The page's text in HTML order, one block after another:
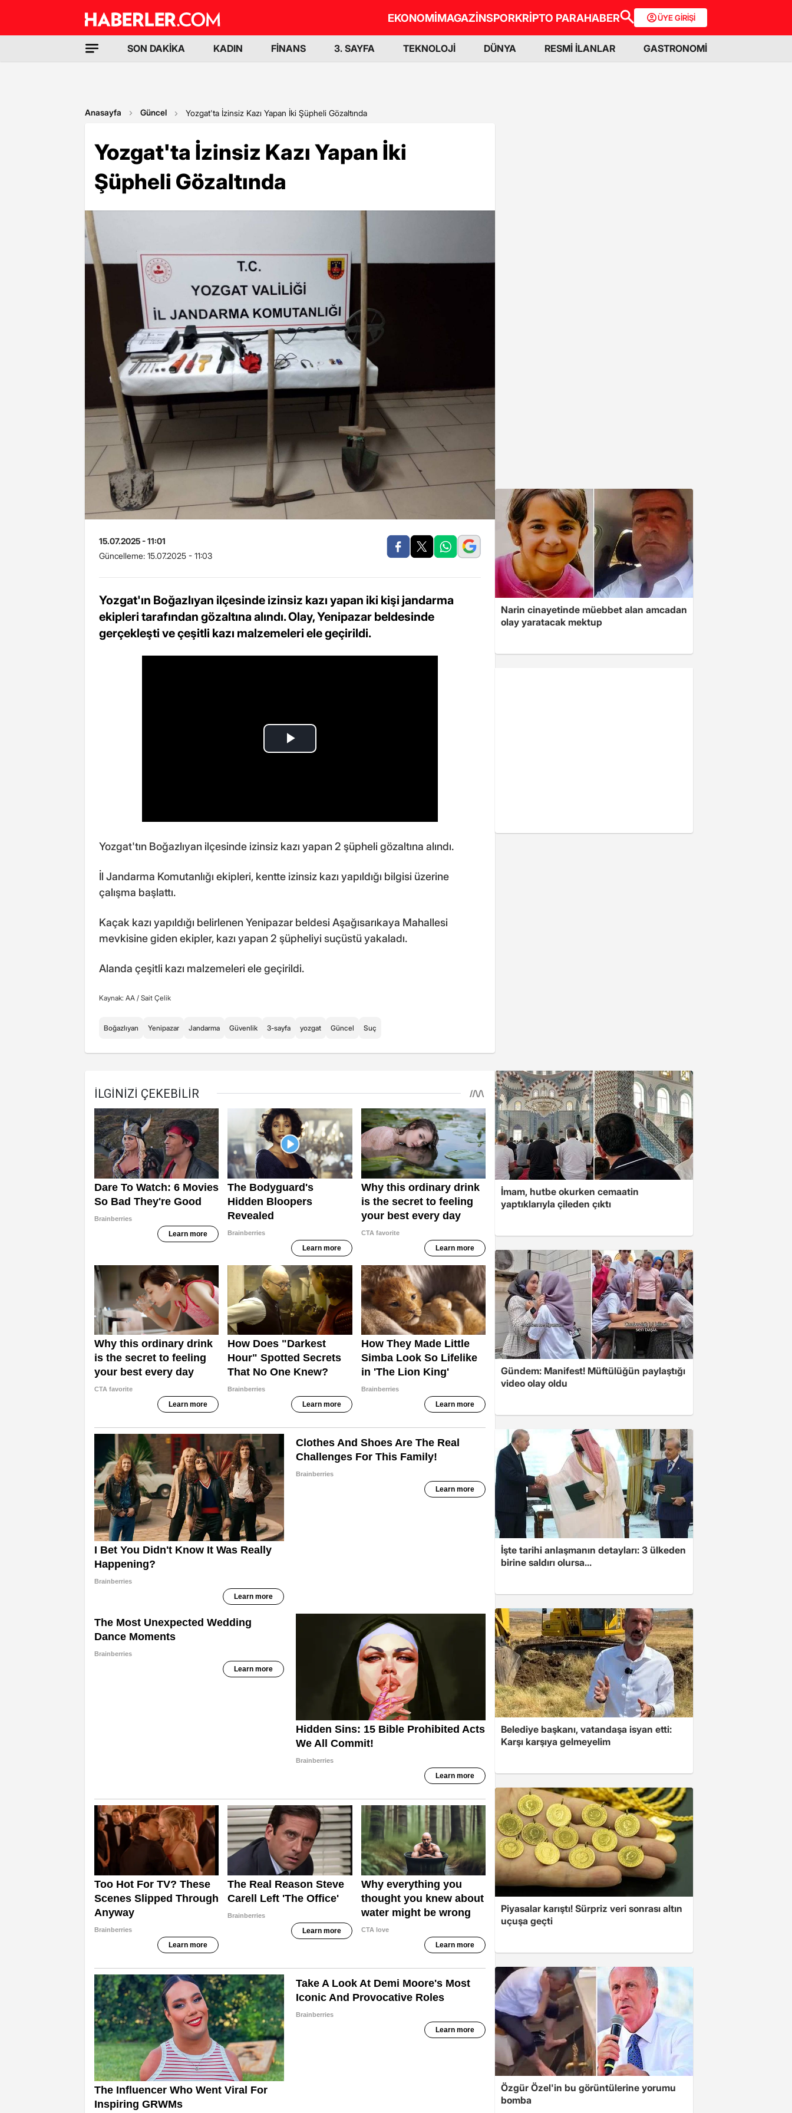
EKONOMİMAGAZİNSPORKRİPTO PARAHABER ÜYE GİRİŞİ
SON DAKİKA KADIN FİNANS 3. SAYFA TEKNOLOJİ DÜNYA RESMİ İLANLAR GASTRONOMİ
Anasayfa Güncel Yozgat'ta İzinsiz Kazı Yapan İki Şüpheli Gözaltında
Yozgat'ta İzinsiz Kazı Yapan İki
Şüpheli Gözaltında
15.07.2025 - 11:01
Güncelleme: 15.07.2025 - 11:03
Yozgat'ın Boğazlıyan ilçesinde izinsiz kazı yapan iki kişi jandarma
ekipleri tarafından gözaltına alındı. Olay, Yenipazar beldesinde
gerçekleşti ve çeşitli kazı malzemeleri ele geçirildi.
Yozgat'tın Boğazlıyan ilçesinde izinsiz kazı yapan 2 şüpheli gözaltına alındı.
İl Jandarma Komutanlığı ekipleri, kentte izinsiz kazı yapıldığı bilgisi üzerine
çalışma başlattı.
Kaçak kazı yapıldığı belirlenen Yenipazar beldesi Aşağısarıkaya Mahallesi
mevkisine giden ekipler, kazı yapan 2 şüpheliyi suçüstü yakaladı.
Alanda çeşitli kazı malzemeleri ele geçirildi.
Kaynak: AA / Sait Çelik
Boğazlıyan Yenipazar Jandarma Güvenlik 3-sayfa yozgat Güncel Suç
Narin cinayetinde müebbet alan amcadan
olay yaratacak mektup
İmam, hutbe okurken cemaatin
yaptıklarıyla çileden çıktı
Gündem: Manifest! Müftülüğün paylaştığı
video olay oldu
İşte tarihi anlaşmanın detayları: 3 ülkeden
birine saldırı olursa...
Belediye başkanı, vatandaşa isyan etti:
Karşı karşıya gelmeyelim
Piyasalar karıştı! Sürpriz veri sonrası altın
uçuşa geçti
Özgür Özel'in bu görüntülerine yorumu
bomba